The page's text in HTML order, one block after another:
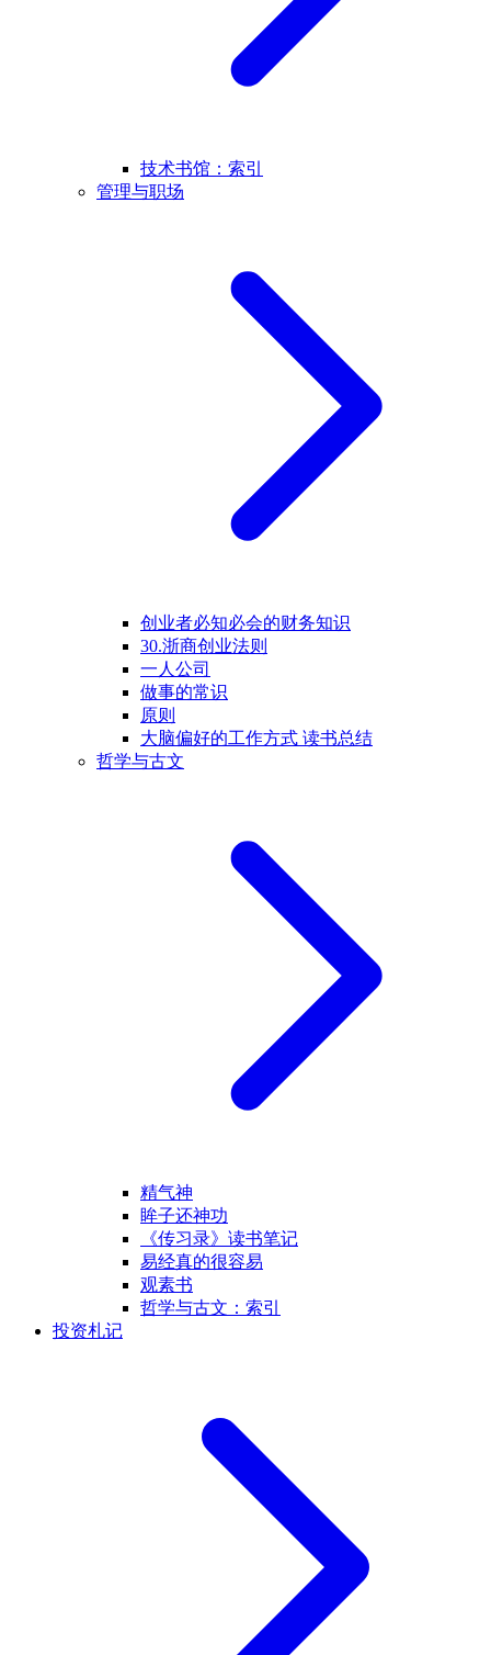
技术书馆：索引
管理与职场
创业者必知必会的财务知识
30.浙商创业法则
一人公司
做事的常识
原则
大脑偏好的工作方式 读书总结
哲学与古文
精气神
眸子还神功
《传习录》读书笔记
易经真的很容易
观素书
哲学与古文：索引
投资札记